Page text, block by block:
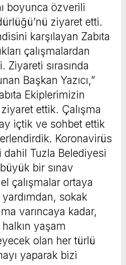
boyunca özverili
ziyaret etti.
karşılayan Zabıta
çalışmalardan
Ziyareti sırasında
Başkan Yazıcı,”
Ekiplerimizin
ettik. Çalışma
içtik ve sohbet ettik
Koronavirüs
Tuzla Belediyesi
bir sınav
çalışmalar ortaya
sokak
varıncaya kadar,
halkın yaşam
olan her türlü
yaparak bizi